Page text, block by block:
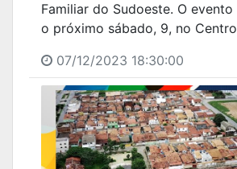
Familiar do Sudoeste. O
o próximo sábado, 9, no
07/12/2023 18:30:00